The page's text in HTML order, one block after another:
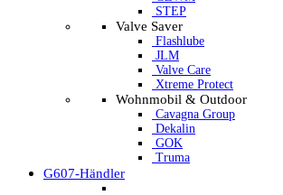
STEP
Valve Saver
Flashlube
JLM
Valve Care
Xtreme Protect
Wohnmobil & Outdoor
Cavagna Group
Dekalin
GOK
Truma
G607-Händler